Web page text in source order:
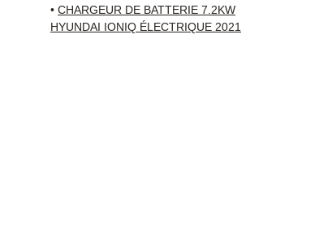
• CHARGEUR DE BATTERIE 7.2KW
HYUNDAI IONIQ ÉLECTRIQUE 2021